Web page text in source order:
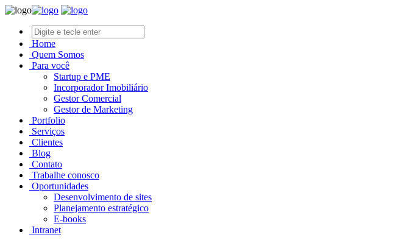
Home
Quem Somos
Para você
Startup e PME
Incorporador Imobiliário
Gestor Comercial
Gestor de Marketing
Portfolio
Serviços
Clientes
Blog
Contato
Trabalhe conosco
Oportunidades
Desenvolvimento de sites
Planejamento estratégico
E-books
Intranet